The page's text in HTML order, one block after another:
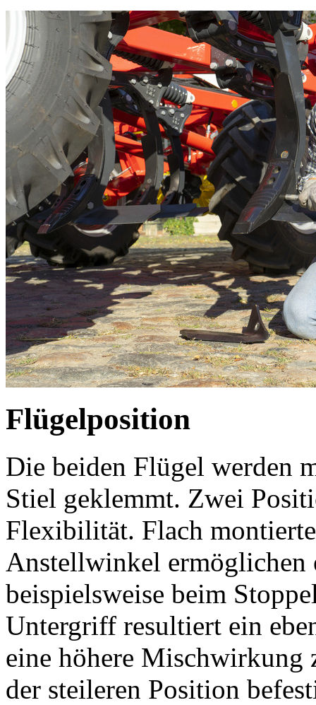
Flügelposition
Die beiden Flügel werden
Stiel geklemmt. Zwei
Flexibilität. Flach
Anstellwinkel ermöglichen
beispielsweise beim
Untergriff resultiert ein
eine höhere Mischwirkung
der steileren Position